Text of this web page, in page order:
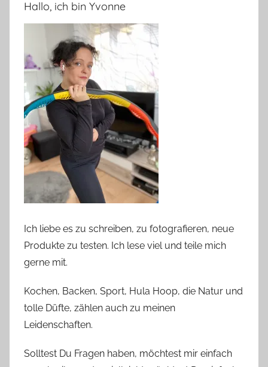
Hallo, ich bin Yvonne
Ich liebe es zu schreiben, zu fotografieren, neue
Produkte zu testen. Ich lese viel und teile mich
gerne mit.
Kochen, Backen, Sport, Hula Hoop, die Natur und
tolle Düfte, zählen auch zu meinen
Leidenschaften.
Solltest Du Fragen haben, möchtest mir einfach